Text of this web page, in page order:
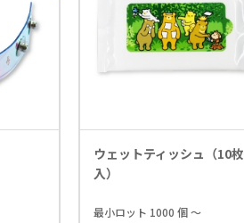
ウェットティッシュ（10枚
入）
最小ロット 1000 個 ～